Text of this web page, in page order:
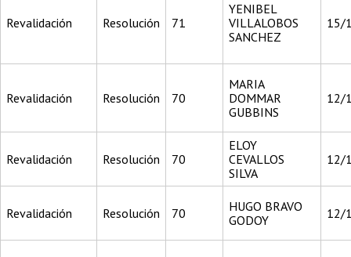
Revalidación Resolución 71
YENIBEL
VILLALOBOS
SANCHEZ
15/
Revalidación Resolución 70
MARIA
DOMMAR
GUBBINS
12/
Revalidación Resolución 70
ELOY
CEVALLOS
SILVA
12/
Revalidación Resolución 70
HUGO BRAVO
GODOY
12/